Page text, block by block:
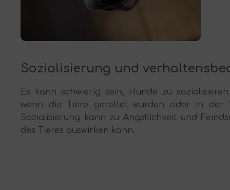
Sozialisierung und
Es kann schwierig sein, Hunde zu
wenn die Tiere gerettet wurden oder in der
Sozialisierung kann zu Ängstlichkeit und
des Tieres auswirken kann.